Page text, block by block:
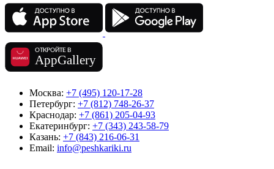
Москва: +7 (495) 120-17-28
Петербург: +7 (812) 748-26-37
Краснодар: +7 (861) 205-04-93
Екатеринбург: +7 (343) 243-58-79
Казань: +7 (843) 216-06-31
Email: info@peshkariki.ru